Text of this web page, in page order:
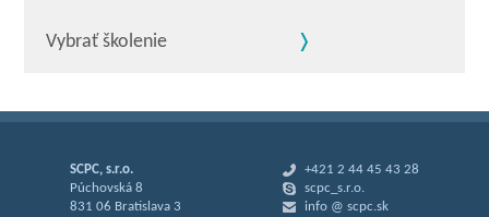
Vybrať školenie
SCPC, s.r.o.
Púchovská 8
831 06 Bratislava 3
+421 2 44 45 43 28
scpc_s.r.o.
info @ scpc.sk